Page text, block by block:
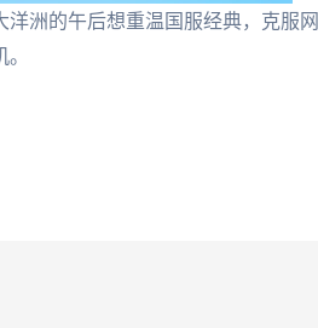
洲的午后想重温国服经典，克服